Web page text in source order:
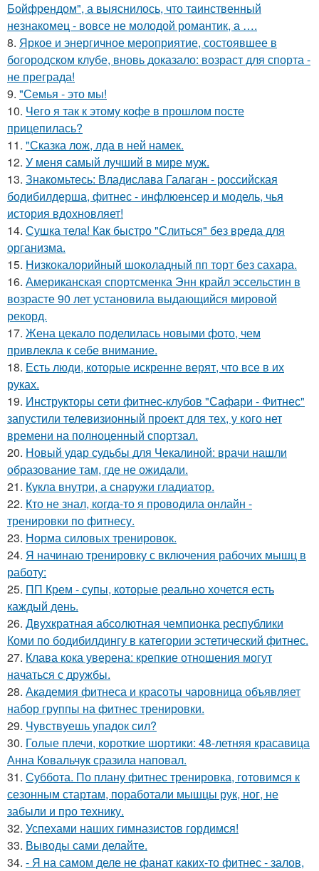
Бойфрендом", а выяснилось, что таинственный
незнакомец - вовсе не молодой романтик, а ….
8. Яркое и энергичное мероприятие, состоявшее в
богородском клубе, вновь доказало: возраст для спорта -
не преграда!
9. "Семья - это мы!
10. Чего я так к этому кофе в прошлом посте
прицепилась?
11. "Сказка лож, лда в ней намек.
12. У меня самый лучший в мире муж.
13. Знакомьтесь: Владислава Галаган - российская
бодибилдерша, фитнес - инфлюенсер и модель, чья
история вдохновляет!
14. Сушка тела! Как быстро "Слиться" без вреда для
организма.
15. Низкокалорийный шоколадный пп торт без сахара.
16. Американская спортсменка Энн крайл эссельстин в
возрасте 90 лет установила выдающийся мировой
рекорд.
17. Жена цекало поделилась новыми фото, чем
привлекла к себе внимание.
18. Есть люди, которые искренне верят, что все в их
руках.
19. Инструкторы сети фитнес-клубов "Сафари - Фитнес"
запустили телевизионный проект для тех, у кого нет
времени на полноценный спортзал.
20. Новый удар судьбы для Чекалиной: врачи нашли
образование там, где не ожидали.
21. Кукла внутри, а снаружи гладиатор.
22. Кто не знал, когда-то я проводила онлайн -
тренировки по фитнесу.
23. Норма силовых тренировок.
24. Я начинаю тренировку с включения рабочих мышц в
работу:
25. ПП Крем - супы, которые реально хочется есть
каждый день.
26. Двухкратная абсолютная чемпионка республики
Коми по бодибилдингу в категории эстетический фитнес.
27. Клава кока уверена: крепкие отношения могут
начаться с дружбы.
28. Академия фитнеса и красоты чаровница объявляет
набор группы на фитнес тренировки.
29. Чувствуешь упадок сил?
30. Голые плечи, короткие шортики: 48-летняя красавица
Анна Ковальчук сразила наповал.
31. Суббота. По плану фитнес тренировка, готовимся к
сезонным стартам, поработали мышцы рук, ног, не
забыли и про технику.
32. Успехами наших гимназистов гордимся!
33. Выводы сами делайте.
34. - Я на самом деле не фанат каких-то фитнес - залов,